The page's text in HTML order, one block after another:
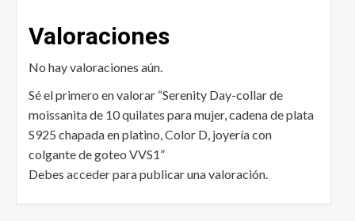
Valoraciones
No hay valoraciones aún.
Sé el primero en valorar “Serenity Day-collar de
moissanita de 10 quilates para mujer, cadena de plata
S925 chapada en platino, Color D, joyería con
colgante de goteo VVS1”
Debes accederpara publicar una valoración.